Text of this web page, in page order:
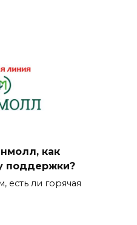
как
поддержки?
есть ли горячая